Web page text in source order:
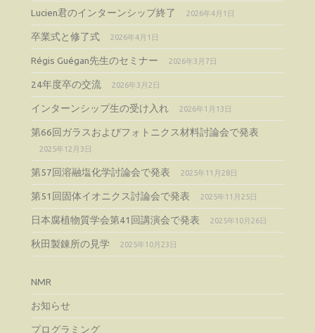
Lucien君のインターンシップ終了 2026年4月1日
卒業式と修了式 2026年4月1日
Régis Guégan先生のセミナー 2026年3月7日
24年度卒の交流 2026年3月2日
インターンシップ生の受け入れ 2026年1月13日
第66回ガラスおよびフォトニクス材料討論会で発表
2025年12月3日
第57回溶融塩化学討論会で発表 2025年11月28日
第51回固体イオニクス討論会で発表 2025年11月25日
日本腐植物質学会第41回講演会で発表 2025年10月26日
秋田製錬所の見学 2025年10月23日
NMR
お知らせ
プログラミング